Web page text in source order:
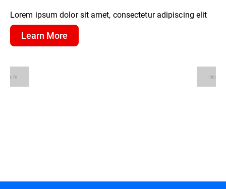
Lorem ipsum dolor sit amet, consectetur adipiscing elit
Learn More